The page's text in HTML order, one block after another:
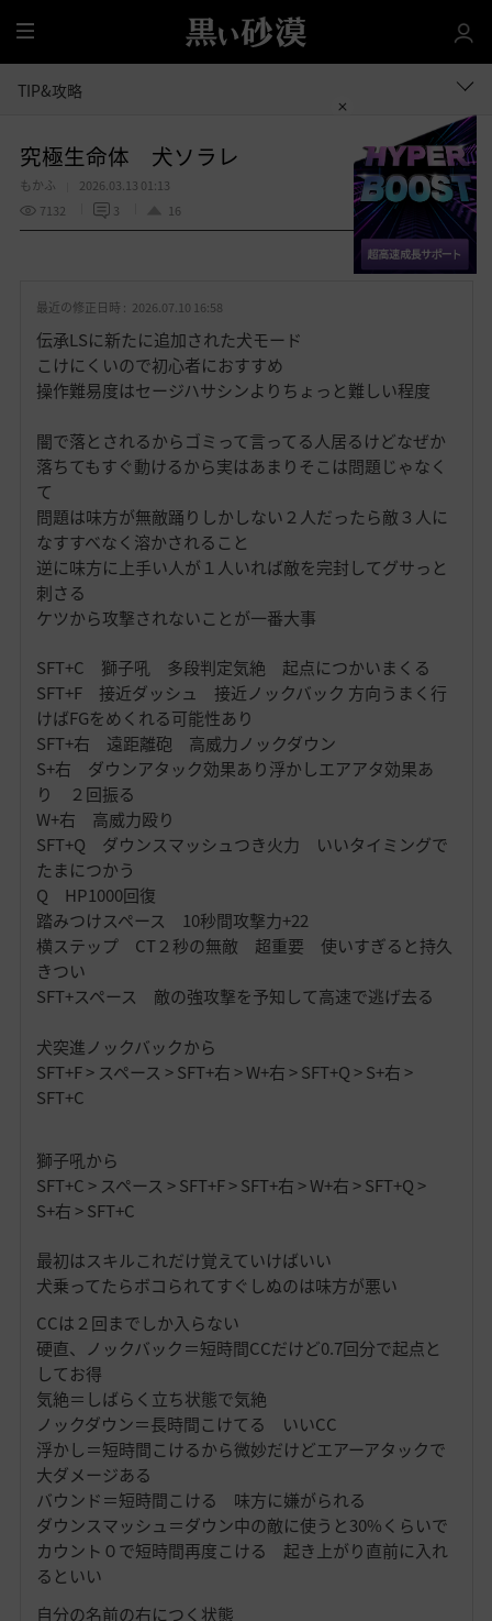
全
体
TIP&攻略
究極生命体 犬ソラレ
もかふ
2026.03.13 01:13
7132
3 16
お 共有する
最近の修正日時 : 2026.07.10 16:58
伝承LSに新たに追加された犬モード
こけにくいので初心者におすすめ
操作難易度はセージハサシンよりちょっと難しい程度
闇で落とされるからゴミって言ってる人居るけどなぜか
落ちてもすぐ動けるから実はあまりそこは問題じゃなく
て
問題は味方が無敵踊りしかしない２人だったら敵３人に
なすすべなく溶かされること
逆に味方に上手い人が１人いれば敵を完封してグサっと
刺さる
ケツから攻撃されないことが一番大事
SFT+C 獅子吼 多段判定気絶 起点につかいまくる
SFT+F 接近ダッシュ 接近ノックバック 方向うまく行
けばFGをめくれる可能性あり
SFT+右 遠距離砲 高威力ノックダウン
S+右 ダウンアタック効果あり浮かしエアアタ効果あ
り ２回振る
W+右 高威力殴り
SFT+Q ダウンスマッシュつき火力 いいタイミングで
たまにつかう
Q HP1000回復
踏みつけスペース 10秒間攻撃力+22
横ステップ CT２秒の無敵 超重要 使いすぎると持久
きつい
SFT+スペース 敵の強攻撃を予知して高速で逃げ去る
犬突進ノックバックから
SFT+F > スペース > SFT+右 > W+右 > SFT+Q > S+右 >
SFT+C
獅子吼から
SFT+C > スペース > SFT+F > SFT+右 > W+右 > SFT+Q >
S+右 > SFT+C
最初はスキルこれだけ覚えていけばいい
犬乗ってたらボコられてすぐしぬのは味方が悪い
CCは２回までしか入らない
硬直、ノックバック＝短時間CCだけど0.7回分で起点と
してお得
気絶＝しばらく立ち状態で気絶
ノックダウン＝長時間こけてる いいCC
浮かし＝短時間こけるから微妙だけどエアーアタックで
大ダメージある
バウンド＝短時間こける 味方に嫌がられる
ダウンスマッシュ＝ダウン中の敵に使うと30%くらいで
カウント０で短時間再度こける 起き上がり直前に入れ
るといい
自分の名前の右につく状態